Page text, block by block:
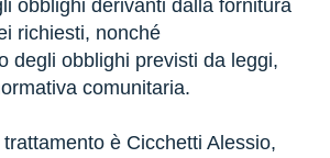
obblighi derivanti dalla fornitura
richiesti, nonché
degli obblighi previsti da leggi,
comunitaria.
è Cicchetti Alessio,